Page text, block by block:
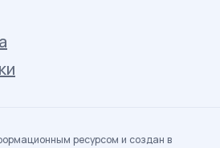
ресурсом и создан в